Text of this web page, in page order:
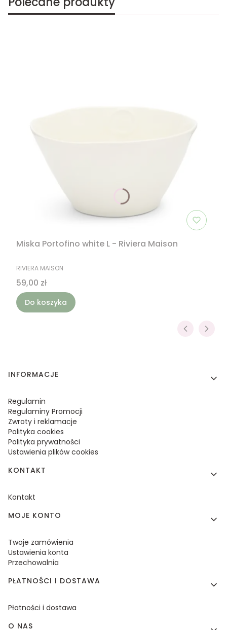
Miska Portofino white L - Riviera Maison
PRODUCENT
RIVIERA MAISON
Cena
59,00 zł
Do koszyka
Linki w stopce
INFORMACJE
Regulamin
Regulaminy Promocji
Zwroty i reklamacje
Polityka cookies
Polityka prywatności
Ustawienia plików cookies
KONTAKT
Kontakt
MOJE KONTO
Twoje zamówienia
Ustawienia konta
Przechowalnia
PŁATNOŚCI I DOSTAWA
Płatności i dostawa
O NAS